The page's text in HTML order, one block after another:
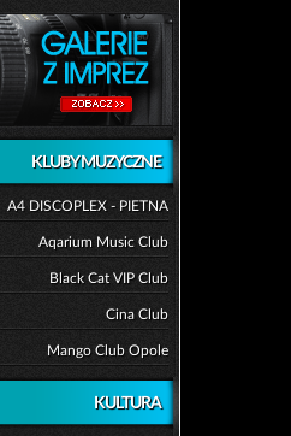
KLUBY MUZYCZNE
A4 DISCOPLEX - PIETNA
Aqarium Music Club
Black Cat VIP Club
Cina Club
Mango Club Opole
KULTURA